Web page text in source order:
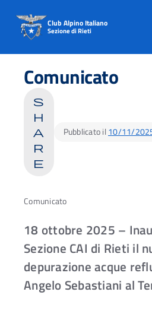
content
Club Alpino Italiano
Sezione di Rieti
Comunicato
s
h
a
r
e
Pubblicato il 10/11/
Comunicato
18 ottobre 2025 –
Sezione CAI di Rieti il
depurazione acque
Angelo Sebastiani al